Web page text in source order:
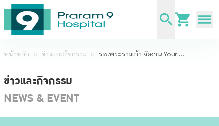
หน้าหลัก > ข่าวและกิจกรรม > รพ.พระรามเก้า จัดงาน Your Signature Heart Day เพราะเรามีรักเดียว (หัวใจ) เดียว
ข่าวและกิจกรรม
NEWS & EVENT